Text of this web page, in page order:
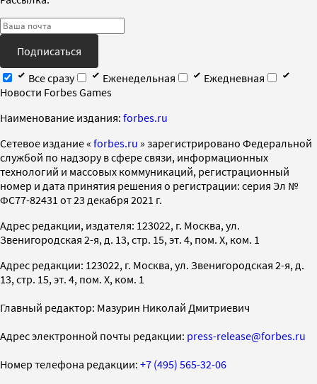
Подписаться
Все сразу
Еженедельная
Ежедневная
Новости Forbes Games
Наименование издания: forbes.ru
Cетевое издание « forbes.ru » зарегистрировано Федеральной
службой по надзору в сфере связи, информационных
технологий и массовых коммуникаций, регистрационный
номер и дата принятия решения о регистрации: серия Эл №
ФС77-82431 от 23 декабря 2021 г.
Адрес редакции, издателя: 123022, г. Москва, ул.
Звенигородская 2-я, д. 13, стр. 15, эт. 4, пом. X, ком. 1
Адрес редакции: 123022, г. Москва, ул. Звенигородская 2-я, д.
13, стр. 15, эт. 4, пом. X, ком. 1
Главный редактор: Мазурин Николай Дмитриевич
Адрес электронной почты редакции: press-release@forbes.ru
Номер телефона редакции: +7 (495) 565-32-06